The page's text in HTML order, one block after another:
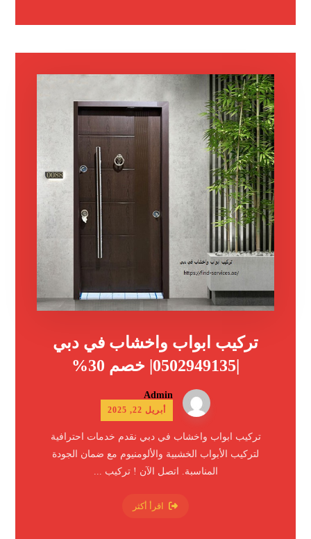
تركيب ابواب واخشاب في دبي
|0502949135| خصم 30%
Admin
أبريل 22, 2025
تركيب ابواب واخشاب في دبي نقدم خدمات احترافية
لتركيب الأبواب الخشبية والألومنيوم مع ضمان الجودة
المناسبة. اتصل الآن ! تركيب ...
اقرأ أكثر